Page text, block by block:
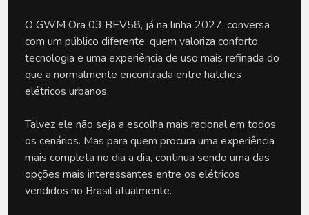
O GWM Ora 03 BEV58, já na linha 2027, conversa
com um público diferente: quem valoriza conforto,
tecnologia e uma experiência de uso mais refinada do
que a normalmente encontrada entre hatches
elétricos urbanos.
Talvez ele não seja a escolha mais racional em todos
os cenários. Mas para quem procura uma experiência
mais completa no dia a dia, continua sendo uma das
opções mais interessantes entre os elétricos
vendidos no Brasil atualmente.